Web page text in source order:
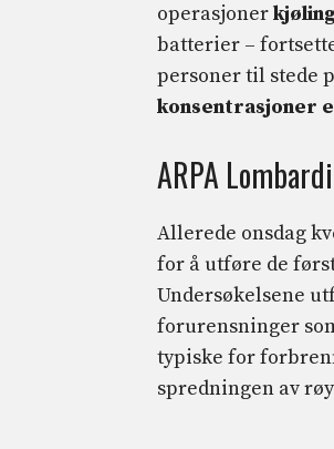
operasjonerkjøling
batterier –
personer til stede
konsentrasjoner
ARPA
Allerede onsdag
for å utføre de
Undersøkelsene
forurensninger
typiske for
spredningen av